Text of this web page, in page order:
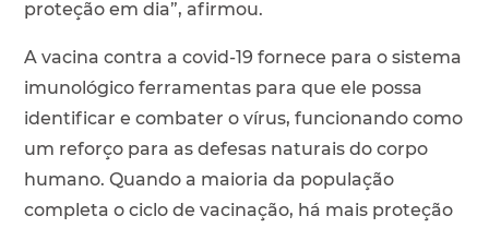
proteção em dia”, afirmou.
A vacina contra a covid-19 fornece para o sistema
imunológico ferramentas para que ele possa
identificar e combater o vírus, funcionando como
um reforço para as defesas naturais do corpo
humano. Quando a maioria da população
completa o ciclo de vacinação, há mais proteção